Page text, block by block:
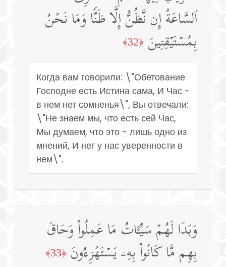
ٱلسَّاعَةُ إِن نَّظُنُّ إِلَّا ظَنࣰّا وَمَا نَحۡنُ
بِمُسۡتَیۡقِنِینَ ﴿32﴾
Когда вам говорили: \"Обетование
Господне есть Истина сама, И Час -
в нем нет сомненья\", Вы отвечали:
\"Не знаем мы, что есть сей Час,
Мы думаем, что это - лишь одно из
мнений, И нет у нас уверенности в
нем\".
وَبَدَا لَهُمۡ سَیِّـَٔاتُ مَا عَمِلُوا۟ وَحَاقَ
بِهِم مَّا كَانُوا۟ بِهِۦ یَسۡتَهۡزِءُونَ ﴿33﴾